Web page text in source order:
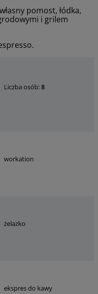
pomost, łódka,
i grilem
Liczba osób:8
workation
żelazko
ekspres do kawy